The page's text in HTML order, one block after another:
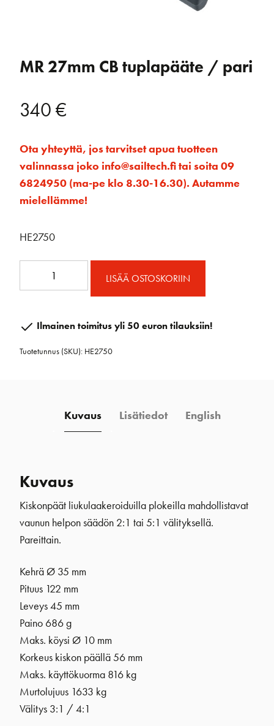
MR 27mm CB tuplapääte / pari
340€
Ota yhteyttä, jos tarvitset apua tuotteen
valinnassa joko info@sailtech.fi tai soita 09
6824950 (ma-pe klo 8.30-16.30). Autamme
mielellämme!
HE2750
tuplapääte
pari
LISÄÄ OSTOSKORIIN
Ilmainen toimitus yli 50 euron tilauksiin!
Tuotetunnus (SKU): HE2750
Kuvaus Lisätiedot English
Kuvaus
Kiskonpäät liukulaakeroiduilla plokeilla mahdollistavat
vaunun helpon säädön 2:1 tai 5:1 välityksellä.
Pareittain.
Kehrä Ø 35 mm
Pituus 122 mm
Leveys 45 mm
Paino 686 g
Maks. köysi Ø 10 mm
Korkeus kiskon päällä 56 mm
Maks. käyttökuorma 816 kg
Murtolujuus 1633 kg
Välitys 3:1 / 4:1